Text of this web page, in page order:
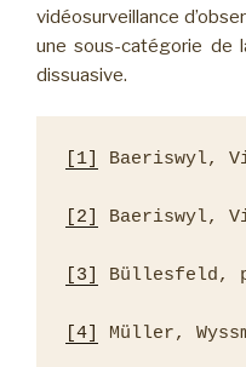
vidéosurveillance
une sous-catégorie de
dissuasive.
[1] Baeriswyl,
[2] Baeriswyl,
[3] Büllesfeld,
[4] Müller,